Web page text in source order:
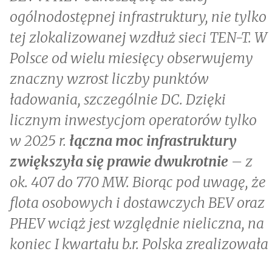
ogólnodostępnej infrastruktury, nie tylko
tej zlokalizowanej wzdłuż sieci TEN-T. W
Polsce od wielu miesięcy obserwujemy
znaczny wzrost liczby punktów
ładowania, szczególnie DC. Dzięki
licznym inwestycjom operatorów tylko
w 2025 r. łączna moc infrastruktury
zwiększyła się prawie dwukrotnie – z
ok. 407 do 770 MW. Biorąc pod uwagę, że
flota osobowych i dostawczych BEV oraz
PHEV wciąż jest względnie nieliczna, na
koniec I kwartału b.r. Polska zrealizowała